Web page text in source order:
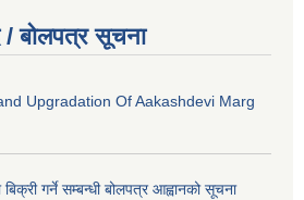
/ बोलपत्र सूचना
Upgradation Of Aakashdevi Marg
बिक्री गर्ने सम्बन्धी बोलपत्र आह्वानको सूचना